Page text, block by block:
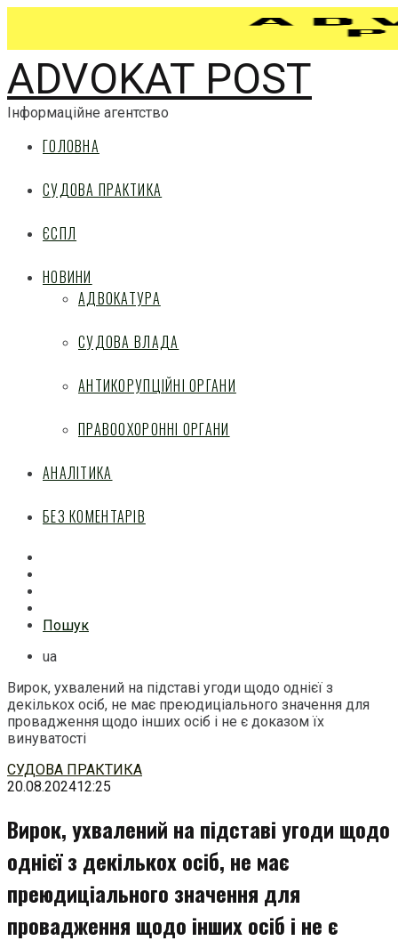
ADVOKAT POST
Інформаційне агентство
ГОЛОВНА
СУДОВА ПРАКТИКА
ЄСПЛ
НОВИНИ
АДВОКАТУРА
СУДОВА ВЛАДА
АНТИКОРУПЦІЙНІ ОРГАНИ
ПРАВООХОРОННІ ОРГАНИ
АНАЛІТИКА
БЕЗ КОМЕНТАРІВ
Пошук
ua
Вирок, ухвалений на підставі угоди щодо однієї з
декількох осіб, не має преюдиціального значення для
провадження щодо інших осіб і не є доказом їх
винуватості
Перейти
до
СУДОВА ПРАКТИКА
20.08.202412:25
Вирок, ухвалений на підставі угоди щодо
однієї з декількох осіб, не має
преюдиціального значення для
провадження щодо інших осіб і не є